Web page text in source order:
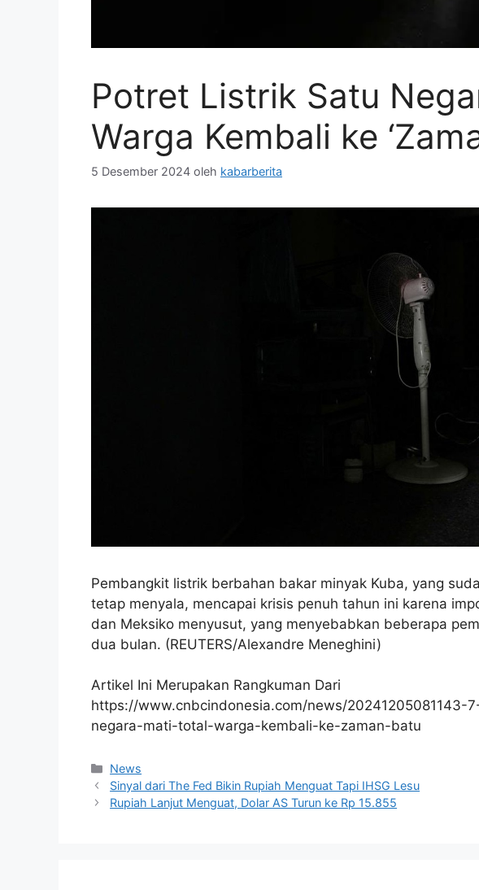
Potret Listrik Satu
Warga Kembali ke
5 Desember 2024 oleh kabarberita
Pembangkit listrik berbahan bakar minyak Kuba, yang
tetap menyala, mencapai krisis penuh tahun ini karena
dan Meksiko menyusut, yang menyebabkan beberapa
dua bulan. (REUTERS/Alexandre Meneghini)
Artikel Ini Merupakan Rangkuman Dari
https://www.cnbcindonesia.com/news/20241205081143-
negara-mati-total-warga-kembali-ke-zaman-batu
Kategori
News
Sinyal dari The Fed Bikin Rupiah Menguat Tapi IHSG Lesu
Rupiah Lanjut Menguat, Dolar AS Turun ke Rp 15.855